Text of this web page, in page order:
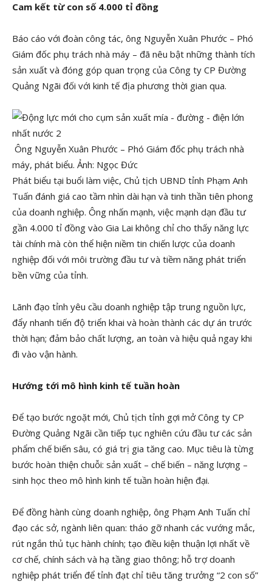
Cam kết từ con số 4.000 tỉ đồng
Báo cáo với đoàn công tác, ông Nguyễn Xuân Phước – Phó
Giám đốc phụ trách nhà máy – đã nêu bật những thành tích
sản xuất và đóng góp quan trọng của Công ty CP Đường
Quảng Ngãi đối với kinh tế địa phương thời gian qua.
Ông Nguyễn Xuân Phước – Phó Giám đốc phụ trách nhà
máy, phát biểu. Ảnh: Ngọc Đức
Phát biểu tại buổi làm việc, Chủ tịch UBND tỉnh Phạm Anh
Tuấn đánh giá cao tầm nhìn dài hạn và tinh thần tiên phong
của doanh nghiệp. Ông nhấn mạnh, việc mạnh dạn đầu tư
gần 4.000 tỉ đồng vào Gia Lai không chỉ cho thấy năng lực
tài chính mà còn thể hiện niềm tin chiến lược của doanh
nghiệp đối với môi trường đầu tư và tiềm năng phát triển
bền vững của tỉnh.
Lãnh đạo tỉnh yêu cầu doanh nghiệp tập trung nguồn lực,
đẩy nhanh tiến độ triển khai và hoàn thành các dự án trước
thời hạn; đảm bảo chất lượng, an toàn và hiệu quả ngay khi
đi vào vận hành.
Hướng tới mô hình kinh tế tuần hoàn
Để tạo bước ngoặt mới, Chủ tịch tỉnh gợi mở Công ty CP
Đường Quảng Ngãi cần tiếp tục nghiên cứu đầu tư các sản
phẩm chế biến sâu, có giá trị gia tăng cao. Mục tiêu là từng
bước hoàn thiện chuỗi: sản xuất – chế biến – năng lượng –
sinh học theo mô hình kinh tế tuần hoàn hiện đại.
Để đồng hành cùng doanh nghiệp, ông Phạm Anh Tuấn chỉ
đạo các sở, ngành liên quan: tháo gỡ nhanh các vướng mắc,
rút ngắn thủ tục hành chính; tạo điều kiện thuận lợi nhất về
cơ chế, chính sách và hạ tầng giao thông; hỗ trợ doanh
nghiệp phát triển để tỉnh đạt chỉ tiêu tăng trưởng “2 con số”